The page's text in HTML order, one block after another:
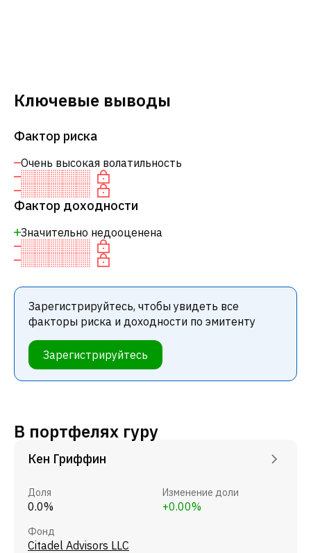
Ключевые выводы
Фактор риска
Очень высокая волатильность
Фактор доходности
Значительно недооценена
Зарегистрируйтесь, чтобы увидеть все
факторы риска и доходности по эмитенту
Зарегистрируйтесь
В портфелях гуру
Кен Гриффин
Доля
0.0%
Изменение доли
+0.00%
Фонд
Citadel Advisors LLC